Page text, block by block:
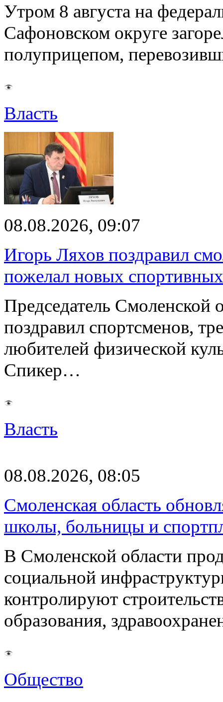
Утром 8 августа на
Сафоновском округе
полуприцепом,
Власть
08.08.2026, 09:07
Игорь Ляхов поздравил
пожелал новых
Председатель
поздравил спортсменов,
любителей физической
Спикер…
Власть
08.08.2026, 08:05
Смоленская область
школы, больницы и
В Смоленской области
социальной
контролируют
образования,
Общество